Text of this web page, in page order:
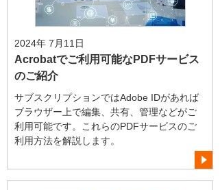
2024年 7月11日
Acrobatでご利用可能なPDFサービス
のご紹介
サブスクリプションではAdobe IDがあれば
ブラウザー上で編集、共有、管理などがご
利用可能です。これらのPDFサービスのご
利用方法を解説します。